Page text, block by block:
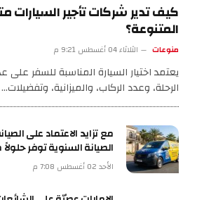
كيف تدير شركات تأجير السيارات
المتنوعة؟
منوعات الثلاثاء 04 أغسطس 9:21 م
يعتمد اختيار السيارة المناسبة للسفر
الرحلة، وعدد الركاب، والميزانية، وتفضيلات…
مع تزايد الاعتماد على
الصيانة السنوية توفر حلولاً
الأحد 02 أغسطس 7:08 م